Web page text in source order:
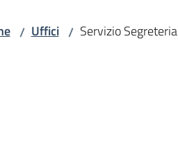
/ Uffici / Servizio Segreteria